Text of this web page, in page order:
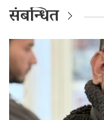
संबन्धित